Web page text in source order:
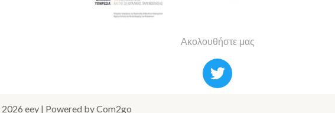
Ακολουθήστε μας
eey | Powered by Com2go